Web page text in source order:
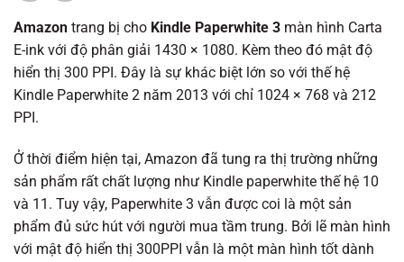
Amazon trang bị cho Kindle Paperwhite 3 màn hình Carta
E-ink với độ phân giải 1430 × 1080. Kèm theo đó mật độ
hiển thị 300 PPI. Đây là sự khác biệt lớn so với thế hệ
Kindle Paperwhite 2 năm 2013 với chỉ 1024 × 768 và 212
PPI.
Ở thời điểm hiện tại, Amazon đã tung ra thị trường những
sản phẩm rất chất lượng như Kindle paperwhite thế hệ 10
và 11. Tuy vậy, Paperwhite 3 vẫn được coi là một sản
phẩm đủ sức hút với người mua tầm trung. Bởi lẽ màn hình
với mật độ hiển thị 300PPI vẫn là một màn hình tốt dành